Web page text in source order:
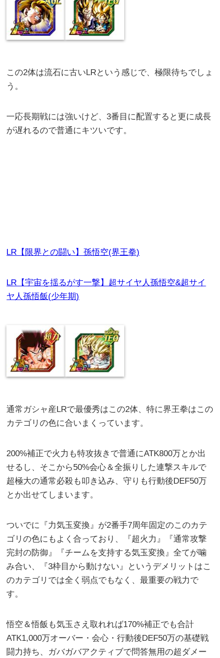
この2体は流石に古いLRという感じで、極限待ちでしょ
う。
一応長期戦には強いけど、3番目に配置すると更に成長
が遅れるので普通にキツいです。
LR【限界との闘い】孫悟空(界王拳)
LR【宇宙を揺るがす一撃】超サイヤ人孫悟空&超サイ
ヤ人孫悟飯(少年期)
通常ガシャ産LRで最優秀はこの2体、特に界王拳はこの
カテゴリの色に合いまくっています。
200%補正で火力も特攻抜きで普通にATK800万とか出
せるし、そこから50%会心＆全振りした連撃スキルで
超極大の通常必殺も叩き込み、守りも行動後DEF50万
とか出せてしまいます。
ついでに『力気玉変換』が2番手7周年固定のこのカテ
ゴリの色にもよく合っており、『超火力』『通常攻撃
完封の防御』『チームを支持する気玉変換』全てが噛
み合い、『3枠目から動けない』というデメリットはこ
のカテゴリでは全く弱点でもなく、最重要の戦力で
す。
悟空＆悟飯も気玉さえ取れれば170%補正でも合計
ATK1,000万オーバー・会心・行動後DEF50万の基礎戦
闘力持ち、ガバガバアクティブで問答無用の超ダメー